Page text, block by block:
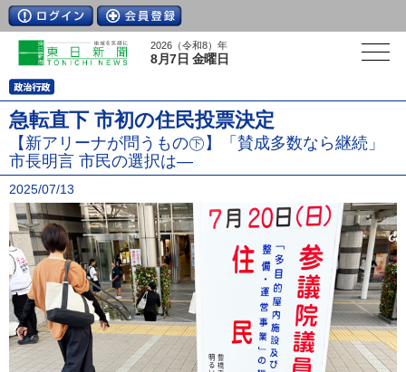
2026（令和8）年
8月7日 金曜日
急転直下 市初の住民投票決定
【新アリーナが問うもの㊦】「賛成多数なら継続」
市長明言 市民の選択は―
2025/07/13